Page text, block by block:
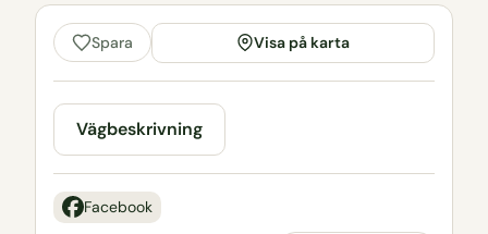
Spara Visa på karta
Vägbeskrivning
Facebook